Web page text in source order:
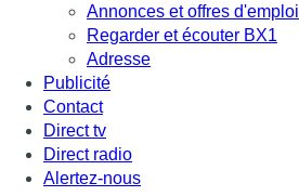
Annonces et offres d'emploi
Regarder et écouter BX1
Adresse
Publicité
Contact
Direct tv
Direct radio
Alertez-nous